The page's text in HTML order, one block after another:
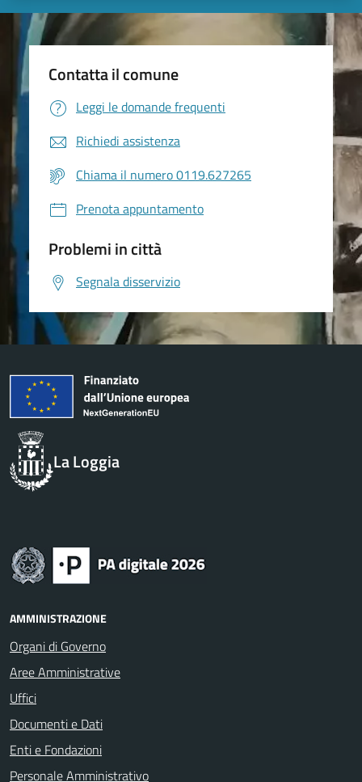
Contatta il comune
Leggi le domande frequenti
Richiedi assistenza
Chiama il numero 0119.627265
Prenota appuntamento
Problemi in città
Segnala disservizio
La Loggia
AMMINISTRAZIONE
Organi di Governo
Aree Amministrative
Uffici
Documenti e Dati
Enti e Fondazioni
Personale Amministrativo